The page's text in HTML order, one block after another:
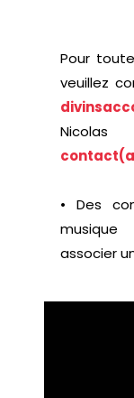
Pour
veuillez
• Des
associer